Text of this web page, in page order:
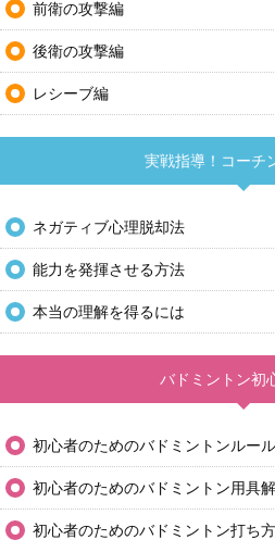
前衛の攻撃編
後衛の攻撃編
レシーブ編
実戦指導！コーチ
ネガティブ心理脱却法
能力を発揮させる方法
本当の理解を得るには
バドミントン初
初心者のためのバドミントンルー
初心者のためのバドミントン用具
初心者のためのバドミントン打ち